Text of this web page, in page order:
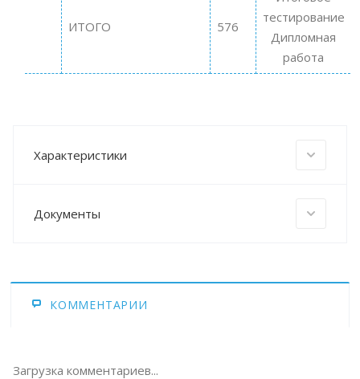
ИТОГО 576
тестирование
Дипломная
работа
Характеристики
Документы
КОММЕНТАРИИ
Загрузка комментариев...